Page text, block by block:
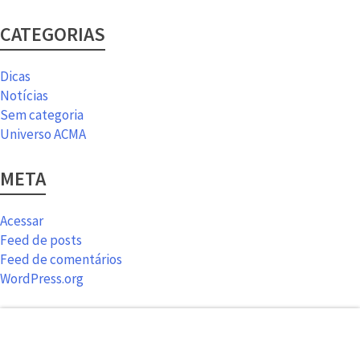
CATEGORIAS
Dicas
Notícias
Sem categoria
Universo ACMA
META
Acessar
Feed de posts
Feed de comentários
WordPress.org